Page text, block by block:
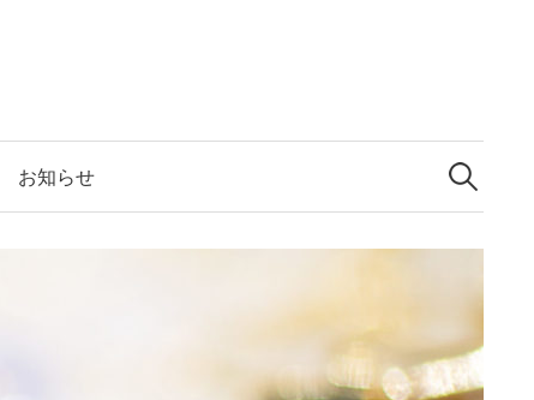
お知らせ
検
索: